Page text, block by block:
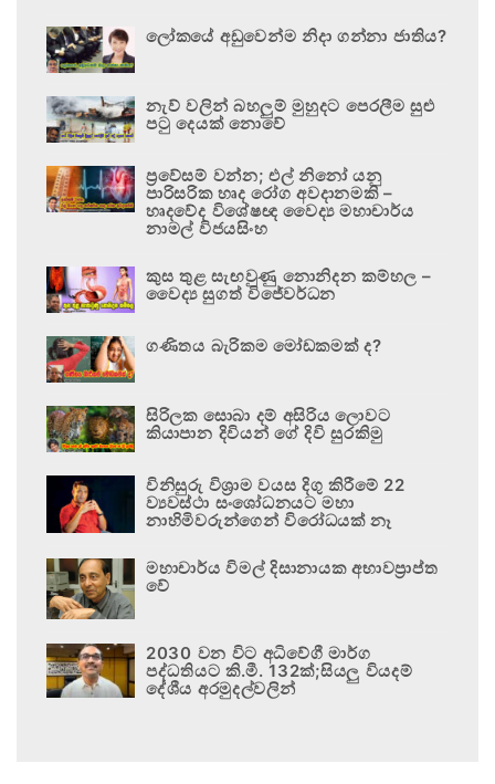
ලෝකයේ අඩුවෙන්ම නිදා ගන්නා ජාතිය?
නැව් වලින් බහලුම් මුහුදට පෙරලීම සුළු
පටු දෙයක් නොවේ
ප්‍රවේසම් වන්න; එල් නිනෝ යනු
පාරිසරික හෘද රෝග අවදානමකි –
හෘදවේද විශේෂඥ වෛද්‍ය මහාචාර්ය
නාමල් විජයසිංහ
කුස තුළ සැඟවුණු නොනිදන කම්හල –
වෛද්‍ය සුගත් විජේවර්ධන
ගණිතය බැරිකම මෝඩකමක් ද?
සිරිලක සොබා දම් අසිරිය ලොවට
කියාපාන දිවියන් ගේ දිවි සුරකිමු
විනිසුරු විශ්‍රාම වයස දිගු කිරීමේ 22
ව්‍යවස්ථා සංශෝධනයට මහා
නාහිමිවරුන්ගෙන් විරෝධයක් නෑ
මහාචාර්ය විමල් දිසානායක අභාවප්‍රාප්ත
වේ
2030 වන විට අධිවේගී මාර්ග
පද්ධතියට කි.මී. 132ක්;සියලු වියදම්
දේශීය අරමුදල්වලින්